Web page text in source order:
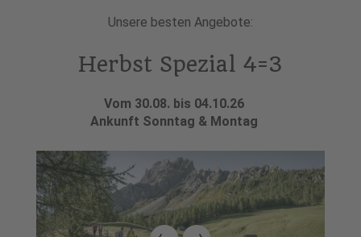
Unsere besten Angebote:
Herbst Spezial 4=3
Vom 30.08. bis 04.10.26
Ankunft Sonntag & Montag